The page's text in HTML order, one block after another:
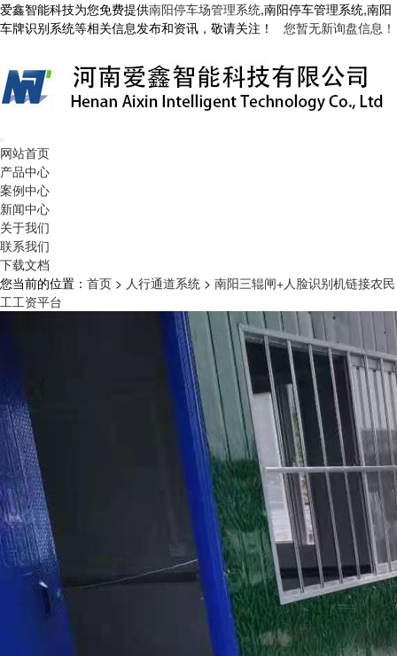
爱鑫智能科技为您免费提供南阳停车场管理系统,南阳停车管理系统,南阳
车牌识别系统等相关信息发布和资讯，敬请关注！ 您暂无新询盘信息！
网站首页
产品中心
案例中心
新闻中心
关于我们
联系我们
下载文档
您当前的位置： 首页 > 人行通道系统 > 南阳三辊闸+人脸识别机链接农民
工工资平台